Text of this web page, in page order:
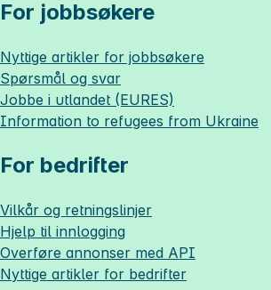
For jobbsøkere
Nyttige artikler for jobbsøkere
Spørsmål og svar
Jobbe i utlandet (EURES)
Information to refugees from Ukraine
For bedrifter
Vilkår og retningslinjer
Hjelp til innlogging
Overføre annonser med API
Nyttige artikler for bedrifter